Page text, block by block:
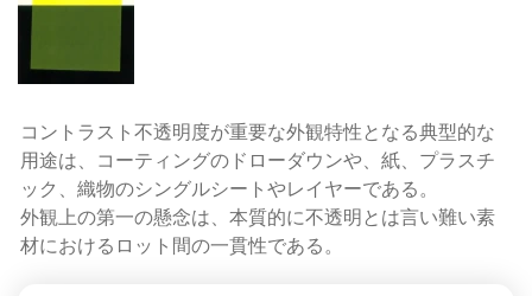
コントラスト不透明度が重要な外観特性となる典型的な
用途は、コーティングのドローダウンや、紙、プラスチ
ック、織物のシングルシートやレイヤーである。
外観上の第一の懸念は、本質的に不透明とは言い難い素
材におけるロット間の一貫性である。